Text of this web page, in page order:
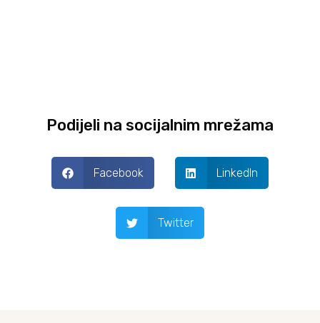
Podijeli na socijalnim mrežama
Facebook LinkedIn
Twitter